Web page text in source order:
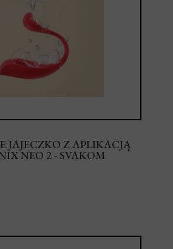
JAJECZKO Z APLIKACJĄ
NEO 2 - SVAKOM